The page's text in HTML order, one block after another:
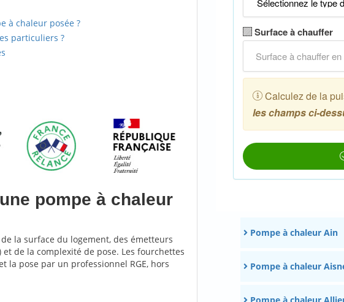
à chaleur posée ?
particuliers ?
pompe à chaleur
la surface du logement, des émetteurs
de la complexité de pose. Les fourchettes
la pose par un professionnel RGE, hors
Pompe à chaleur Ain
Pompe à chaleur